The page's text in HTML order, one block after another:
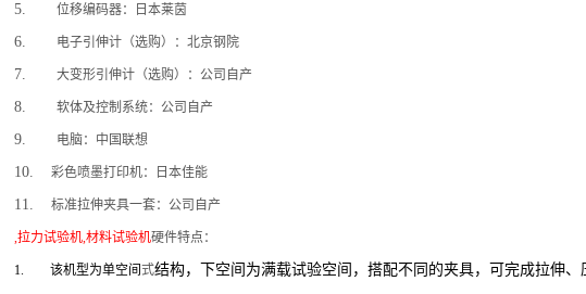
5. 位移编码器：日本莱茵
6. 电子引伸计（选购）：北京钢院
7. 大变形引伸计（选购）：公司自产
8. 软体及控制系统：公司自产
9. 电脑：中国联想
10. 彩色喷墨打印机：日本佳能
11. 标准拉伸夹具一套：公司自产
,拉力试验机,材料试验机硬件特点：
1. 该机型为单空间 式结构，下空间为满载试验空间，搭配不同的夹具，可完成拉伸